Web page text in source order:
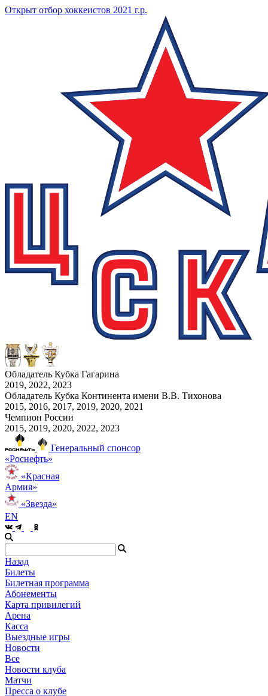
Открыт отбор хоккеистов 2021 г.р.
Обладатель Кубка Гагарина
2019, 2022, 2023
Обладатель Кубка Континента имени В.В. Тихонова
2015, 2016, 2017, 2019, 2020, 2021
Чемпион России
2015, 2019, 2020, 2022, 2023
Генеральный спонсор
«Роснефть»
«Красная
Армия»
«Звезда»
EN
Назад
Билеты
Билетная программа
Абонементы
Карта привилегий
Арена
Касса
Выездные игры
Новости
Все
Новости клуба
Матчи
Пресса о клубе